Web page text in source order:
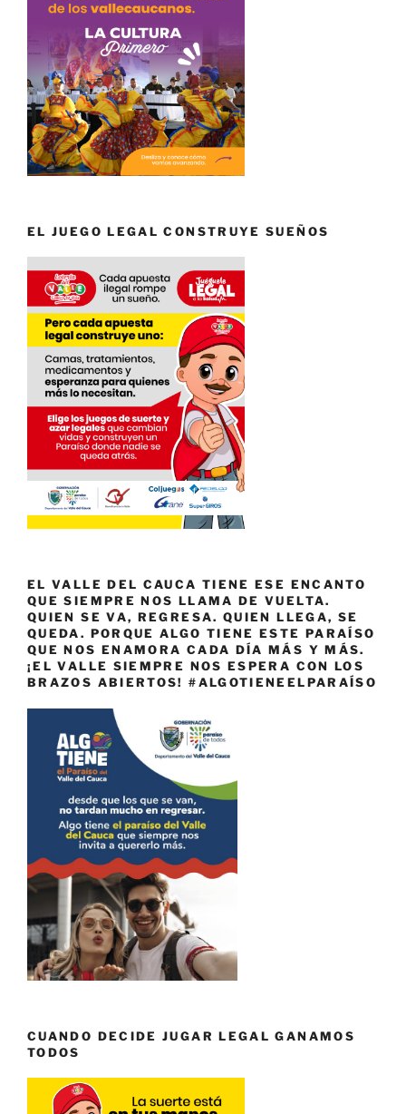
EL JUEGO LEGAL CONSTRUYE SUEÑOS
EL VALLE DEL CAUCA TIENE ESE ENCANTO
QUE SIEMPRE NOS LLAMA DE VUELTA.
QUIEN SE VA, REGRESA. QUIEN LLEGA, SE
QUEDA. PORQUE ALGO TIENE ESTE PARAÍSO
QUE NOS ENAMORA CADA DÍA MÁS Y MÁS.
¡EL VALLE SIEMPRE NOS ESPERA CON LOS
BRAZOS ABIERTOS! #ALGOTIENEELPARAÍSO
CUANDO DECIDE JUGAR LEGAL GANAMOS
TODOS